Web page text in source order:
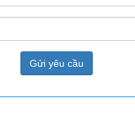
Gửi yêu cầu